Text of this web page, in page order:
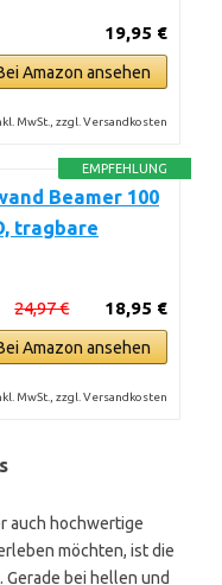
19,95 €
Amazon ansehen
MwSt., zzgl. Versandkosten
EMPFEHLUNG
Beamer 100
tragbare
18,95 €
24,97 €
Amazon ansehen
MwSt., zzgl. Versandkosten
auch hochwertige
möchten, ist die
bei hellen und